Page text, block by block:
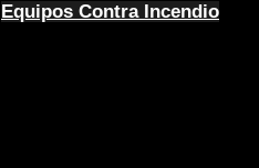
Equipos Contra Incendio